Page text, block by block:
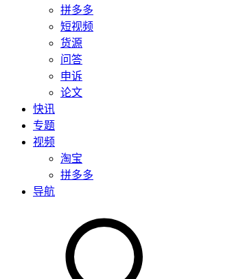
拼多多
短视频
货源
问答
申诉
论文
快讯
专题
视频
淘宝
拼多多
导航